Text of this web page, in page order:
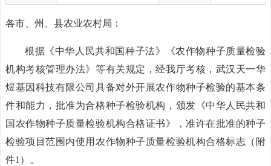
各市、州、县农业农村局：
根据 《中华人民共和国种子法》《农作物种子质量检验
机构考核管理办法》等有关规定，经我厅考核 ，武汉天一华
煜基因科技有限公司具备对外开展农作物种子检验的基本条
件和能力，批准为合格种子检验机构，颁发《中华人民共和
国农作物种子质量检验机构合格证书》，准许在批准的种子
检验项目范围内使用农作物种子质量检验机构合格标志（附
件1 ）。